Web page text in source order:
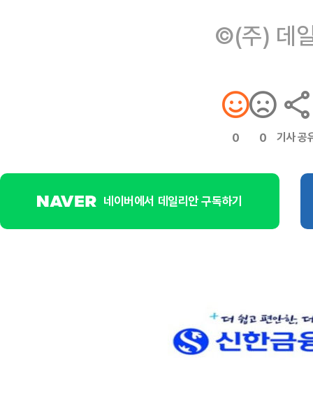
©(주) 데
0 0 기사 공
네이버에서 데일리안 구독하기